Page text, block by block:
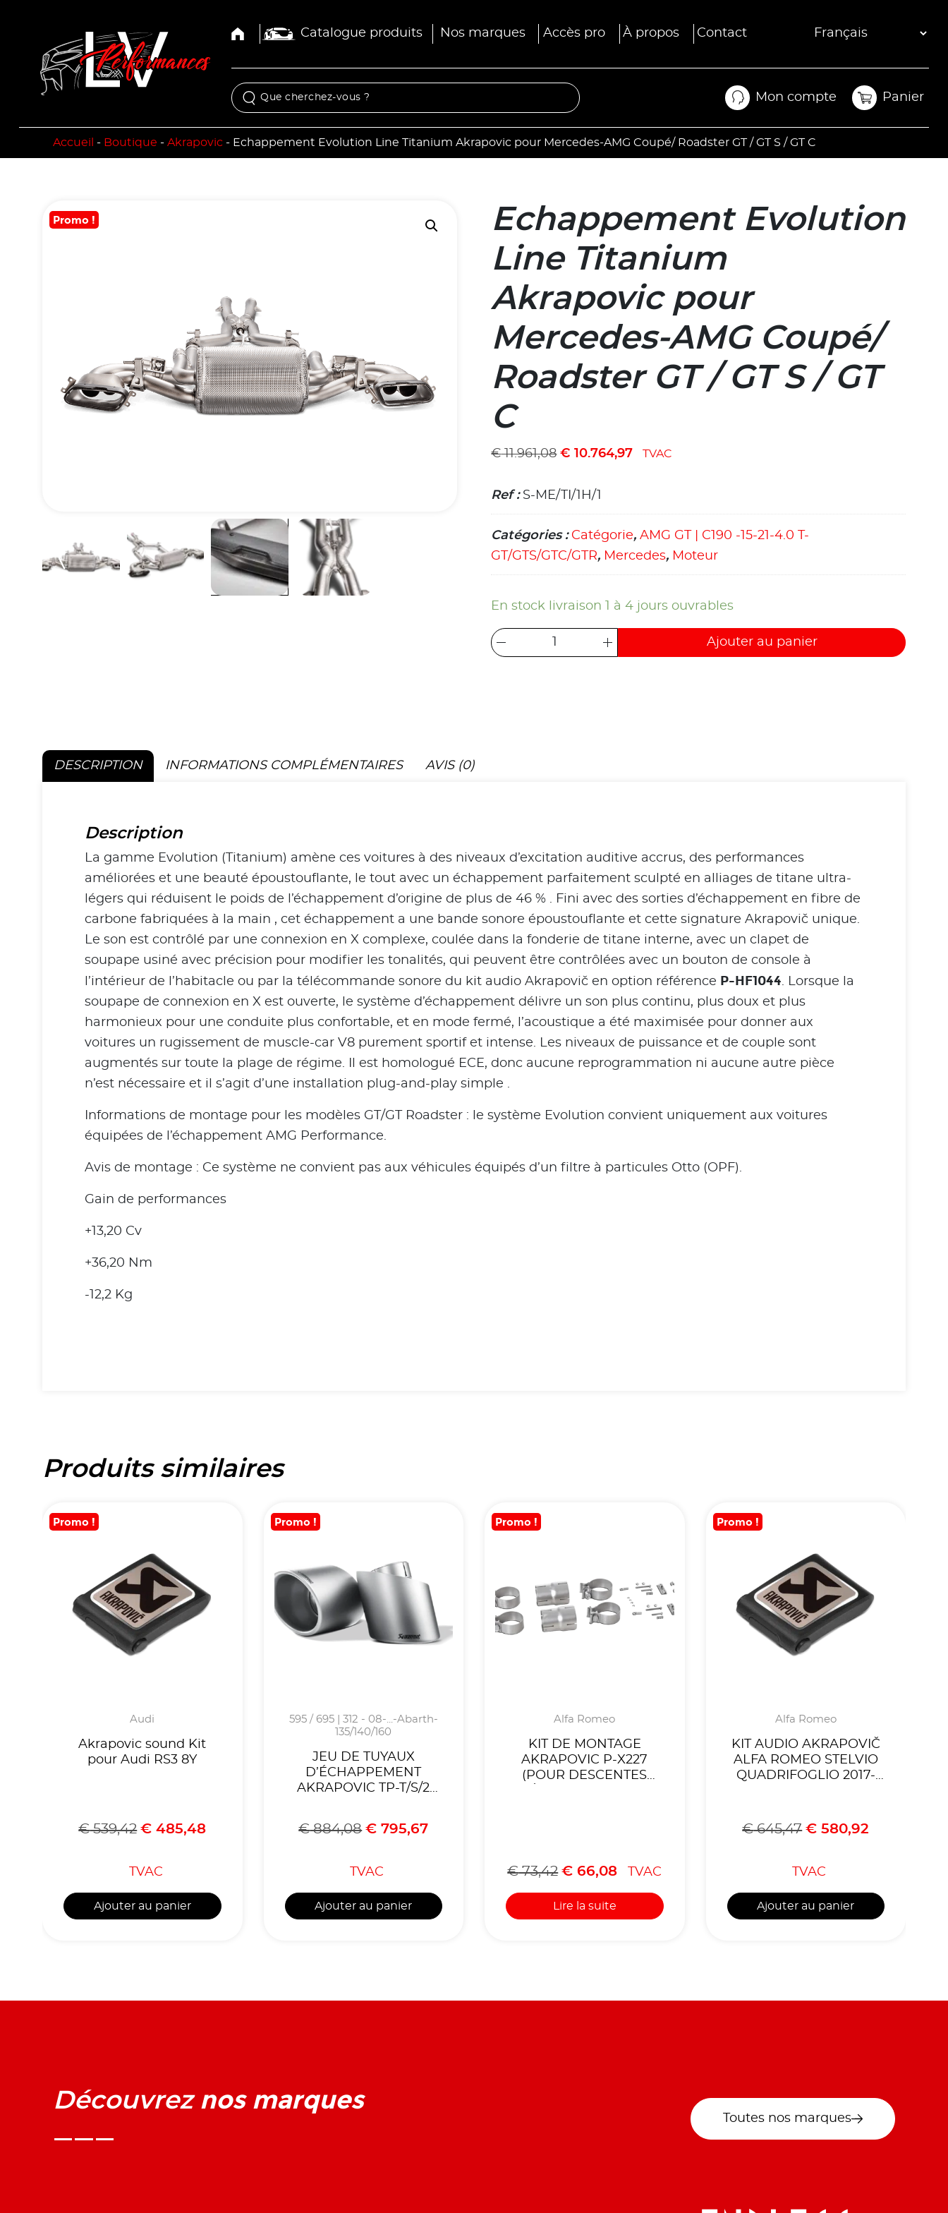
Catalogue produits Nos marques Accès pro À propos Contact
Mon compte
Mon compte
Panier
Panier
Accueil - Boutique - Akrapovic - Echappement Evolution Line Titanium Akrapovic pour Mercedes-AMG Coupé/ Roadster GT / GT S / GT C
Promo !
Echappement Evolution
Line Titanium
Akrapovic pour
Mercedes-AMG Coupé/
Roadster GT / GT S / GT
C
€11.961,08 € 10.764,97 TVAC
Ref : S-ME/TI/1H/1
Catégories : Catégorie,AMG GT | C190 -15-21-4.0 T-
GT/GTS/GTC/GTR, Mercedes, Moteur
En stock livraison 1 à 4 jours ouvrables
Ajouter au panier
DESCRIPTION INFORMATIONS COMPLÉMENTAIRES AVIS (0)
Description
La gamme Evolution (Titanium) amène ces voitures à des niveaux d’excitation auditive accrus, des performances
améliorées et une beauté époustouflante, le tout avec un échappement parfaitement sculpté en alliages de titane ultra-
légers qui réduisent le poids de l’échappement d’origine de plus de 46 % . Fini avec des sorties d’échappement en fibre de
carbone fabriquées à la main , cet échappement a une bande sonore époustouflante et cette signature Akrapovič unique.
Le son est contrôlé par une connexion en X complexe, coulée dans la fonderie de titane interne, avec un clapet de
soupape usiné avec précision pour modifier les tonalités, qui peuvent être contrôlées avec un bouton de console à
l’intérieur de l’habitacle ou par la télécommande sonore du kit audio Akrapovič en option référence P-HF1044. Lorsque la
soupape de connexion en X est ouverte, le système d’échappement délivre un son plus continu, plus doux et plus
harmonieux pour une conduite plus confortable, et en mode fermé, l’acoustique a été maximisée pour donner aux
voitures un rugissement de muscle-car V8 purement sportif et intense. Les niveaux de puissance et de couple sont
augmentés sur toute la plage de régime. Il est homologué ECE, donc aucune reprogrammation ni aucune autre pièce
n’est nécessaire et il s’agit d’une installation plug-and-play simple .
Informations de montage pour les modèles GT/GT Roadster : le système Evolution convient uniquement aux voitures
équipées de l’échappement AMG Performance.
Avis de montage : Ce système ne convient pas aux véhicules équipés d’un filtre à particules Otto (OPF).
Gain de performances
+13,20 Cv
+36,20 Nm
-12,2 Kg
Produits similaires
Promo !
Audi
Akrapovic sound Kit
pour Audi RS3 8Y
€539,42 € 485,48
TVAC
Ajouter au panier
Promo !
595 / 695 | 312 - 08-...-Abarth-
135/140/160
JEU DE TUYAUX
D’ÉCHAPPEMENT
AKRAPOVIC TP-T/S/2
/595/595C/TURISMO
€884,08 € 795,67
TVAC
Ajouter au panier
Promo !
Alfa Romeo
KIT DE MONTAGE
AKRAPOVIC P-X227
(POUR DESCENTES
€73,42 € 66,08 TVAC
Lire la suite
Promo !
Alfa Romeo
KIT AUDIO AKRAPOVIČ
ALFA ROMEO STELVIO
QUADRIFOGLIO 2017-
€645,47 € 580,92
TVAC
Ajouter au panier
Découvrez nos marques
Toutes nos marques